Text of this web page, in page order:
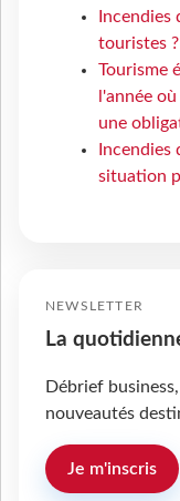
touristes ?
Tourisme
l'année
une
situation
NEWSLETTER
La
Débrief
nouveautés
Je m'inscris